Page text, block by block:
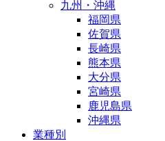
九州・沖縄
福岡県
佐賀県
長崎県
熊本県
大分県
宮崎県
鹿児島県
沖縄県
業種別